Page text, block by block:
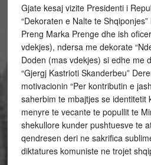
Gjate kesaj vizite Presidenti i
“Dekoraten e Nalte te
Preng Marka Prenge dhe ish
vdekjes), ndersa me dekorate
Doden (mas vdekjes) si edhe me
“Gjergj Kastrioti Skanderbeu”
motivacionin “Per kontributin e
saherbim te mbajtjes se identitetit
menyre te vecante te popullit te
shekullore kunder pushtuesve te
qendresen deri ne sakrifica
diktatures komuniste ne trojet